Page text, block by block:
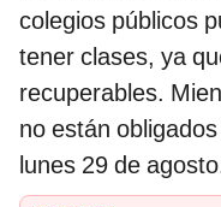
colegios públicos
tener clases, ya
recuperables.
no están
lunes 29 de